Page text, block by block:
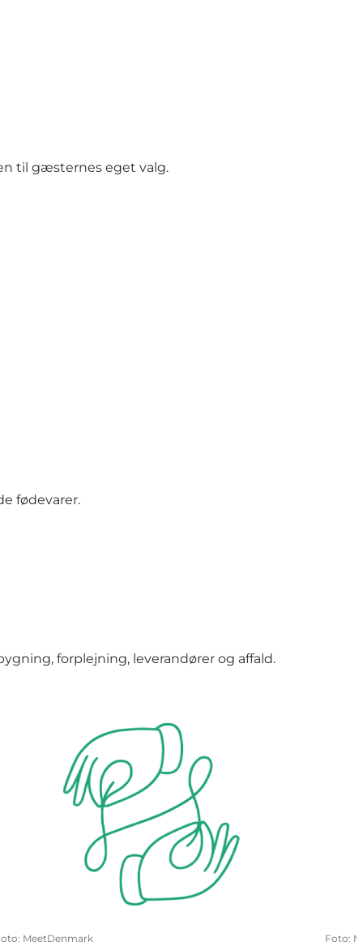
til gæsternes eget valg.
fødevarer.
forplejning, leverandører og affald.
: MeetDenmark Foto: